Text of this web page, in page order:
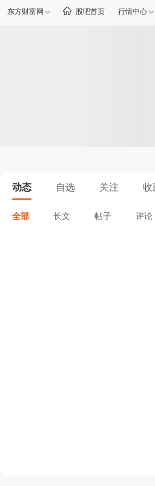
东方财富网 股吧首页 行情中心
动态 自选 关注 收
全部 长文 帖子 评论